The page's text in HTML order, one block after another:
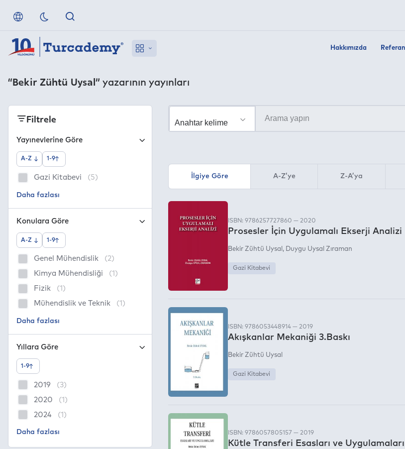
Hakkımızda
“Bekir Zühtü Uysal” yazarının yayınları
İlgiye Göre A-Z’ye Z-A’ya
ISBN: 9786257727860 — 2020
Prosesler İçin Uygulamalı Ekserji Analizi
Bekir Zühtü Uysal Duygu Uysal Zıraman
Gazi Kitabevi
ISBN: 9786053448914 — 2019
Akışkanlar Mekaniği 3.Baskı
Bekir Zühtü Uysal
Gazi Kitabevi
ISBN: 9786057805157 — 2019
Kütle Transferi Esasları ve Uygulamaları
Filtrele
Yayınevlerine Göre
A-Z 1-9
Gazi Kitabevi (5)
Konulara Göre
A-Z 1-9
Genel Mühendislik
(2)
Kimya Mühendisliği
(1)
Fizik
(1)
Mühendislik ve Teknik
(1)
Yıllara Göre
1-9
2019
(3)
2020
(1)
2024
(1)